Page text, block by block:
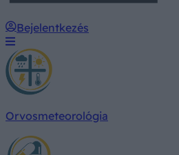
Bejelentkezés
Orvosmeteorológia